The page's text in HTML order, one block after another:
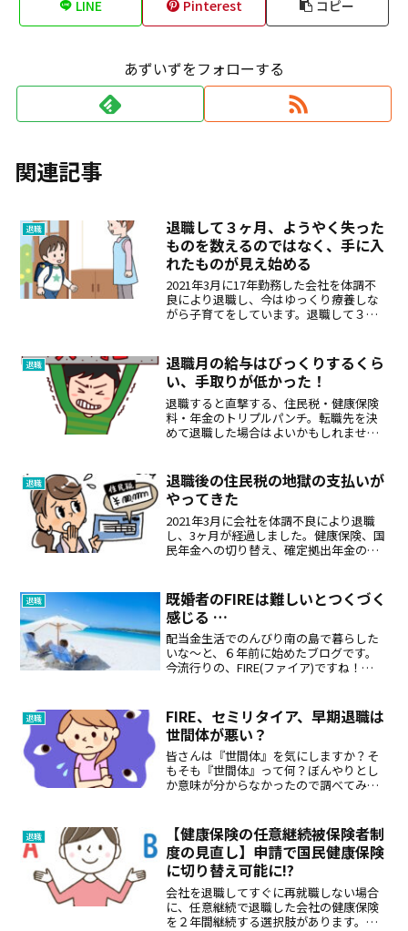
LINE Pinterest コピー
あずいずをフォローする
関連記事
退職
退職して３ヶ月、ようやく失った
ものを数えるのではなく、手に入
れたものが見え始める
2021年3月に17年勤務した会社を体調不
良により退職し、今はゆっくり療養しな
がら子育てをしています。退職して３カ
いう地位を失った喪失感FIRE達成で退職
していれば...
退職
退職月の給与はびっくりするくら
い、手取りが低かった！
退職すると直撃する、住民税・健康保険
料・年金のトリプルパンチ。転職先を決
めて退職した場合はよいかもしれません
場合、退職当初はびっくりするくらい、
お金が消えていきます。今...
退職
退職後の住民税の地獄の支払いが
やってきた
2021年3月に会社を体調不良により退職
し、3ヶ月が経過しました。健康保険、国
民年金への切り替え、確定拠出年金の移
しみじみと実感するようになりました。
そんな中、まるで不幸...
退職
既婚者のFIREは難しいとつくづく
感じる …
配当金生活でのんびり南の島で暮らした
いな〜と、６年前に始めたブログです。
今流行りの、FIRE(ファイア)ですね！
退職
FIRE、セミリタイア、早期退職は
世間体が悪い？
皆さんは『世間体』を気にしますか？そ
もそも『世間体』って何？ぼんやりとし
か意味が分からなかったので調べてみる
身は、「世間体が悪い」という言葉が嫌
いです。「自分の人生を生...
退職
【健康保険の任意継続被保険者制
度の見直し】申請で国民健康保険
に切り替え可能に!?
会社を退職してすぐに再就職しない場合
に、任意継続で退職した会社の健康保険
を２年間継続する選択肢があります。し